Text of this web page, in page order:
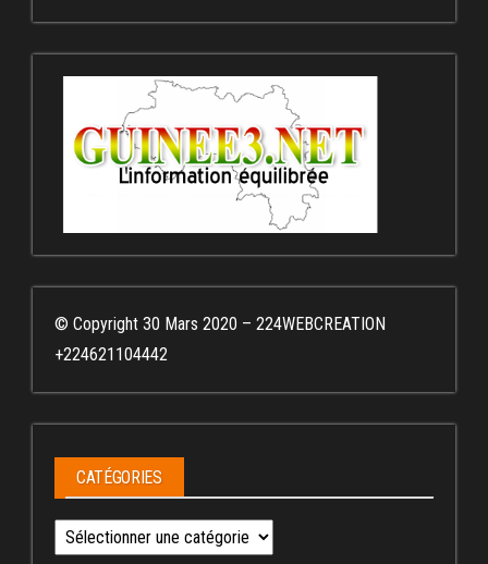
© Copyright 30 Mars 2020 – 224WEBCREATION
+224621104442
CATÉGORIES
Catégories